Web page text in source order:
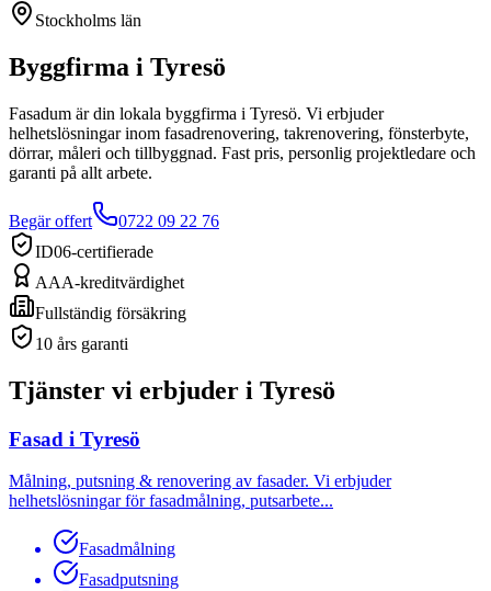
Stockholms län
Byggfirma i Tyresö
Fasadum är din lokala byggfirma i Tyresö. Vi erbjuder
helhetslösningar inom fasadrenovering, takrenovering, fönsterbyte,
dörrar, måleri och tillbyggnad. Fast pris, personlig projektledare och
garanti på allt arbete.
Begär offert
0722 09 22 76
ID06-certifierade
AAA-kreditvärdighet
Fullständig försäkring
10 års garanti
Tjänster vi erbjuder i Tyresö
Fasad i Tyresö
Målning, putsning & renovering av fasader. Vi erbjuder
helhetslösningar för fasadmålning, putsarbete...
Fasadmålning
Fasadputsning